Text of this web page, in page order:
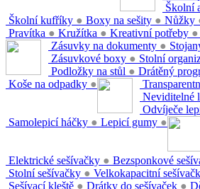
Školní
Školní kufříky ● Boxy na sešity ● Nůžky
Pravítka ● Kružítka ● Kreativní potřeby ●
Zásuvky na dokumenty ●
Zásuvkové boxy ● Stolní
Podložky na stůl ● Drátěný
Koše na odpadky ●
Neviditelné
Odvíječe
Samolepicí háčky ● Lepicí gumy ●
Elektrické sešívačky ● Bezsponkové
Stolní sešívačky ● Velkokapacitní
Sešívací kleště ● Drátky do sešívaček ●